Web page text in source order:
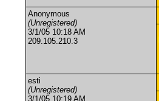
Anonymous
(Unregistered)
3/1/05 10:18 AM
209.105.210.3
esti
(Unregistered)
3/1/05 10:19 AM